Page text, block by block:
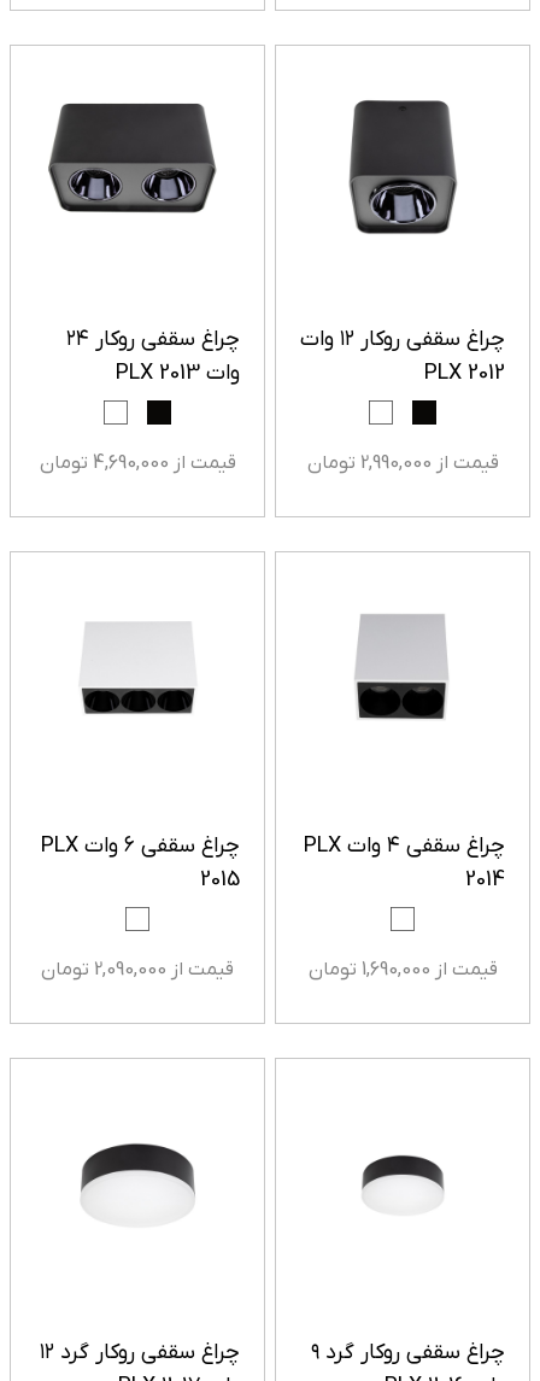
چراغ سقفی روکار ۱۲ وات
PLX 2012
قیمت از 2,990,000 تومان
چراغ سقفی روکار ۲۴
وات PLX 2013
قیمت از 4,690,000 تومان
چراغ سقفی ۴ وات PLX
2014
قیمت از 1,690,000 تومان
چراغ سقفی ۶ وات PLX
2015
قیمت از 2,090,000 تومان
چراغ سقفی روکار گرد ۹
چراغ سقفی روکار گرد ۱۲